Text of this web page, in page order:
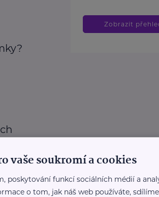
Zobrazit
vaše soukromí a cookies
poskytování funkcí sociálních médií a
o tom, jak náš web používáte,